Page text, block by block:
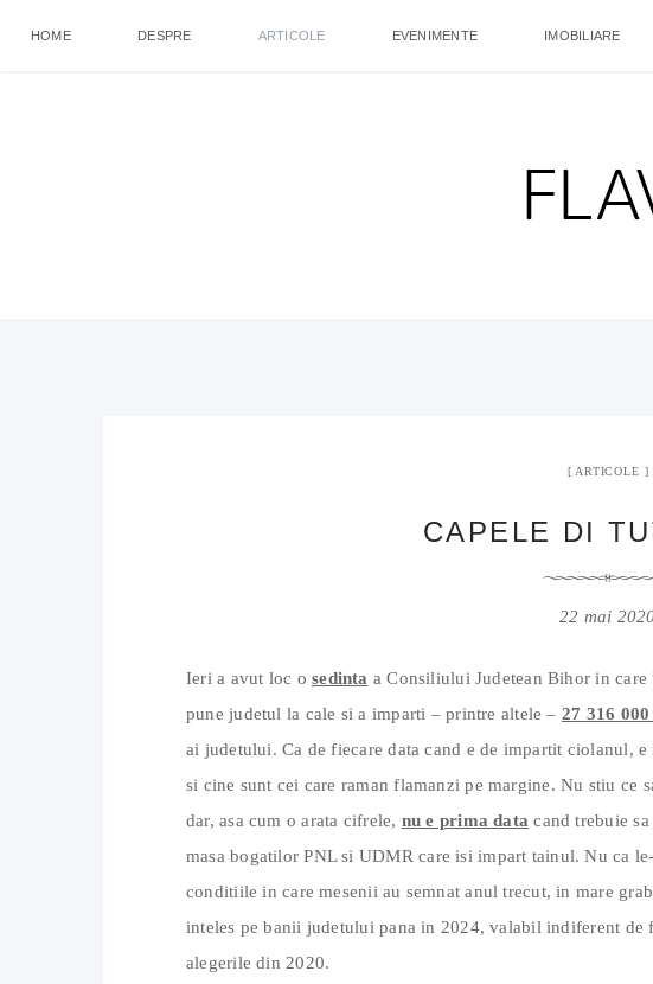
HOME DESPRE ARTICOLE EVENIMENTE IMOBILIARE
ARTICOLE
CAPELE DI
22 mai
Ieri a avut loc osedinta a Consiliului Judetean Bihor in
pune judetul la cale si a imparti – printre altele – 27 316
ai judetului. Ca de fiecare data cand e de impartit ciolanul,
si cine sunt cei care raman flamanzi pe margine. Nu stiu ce
dar, asa cum o arata cifrele, nu e prima data cand trebuie
masa bogatilor PNL si UDMR care isi impart tainul. Nu ca
conditiile in care mesenii au semnat anul trecut, in mare
inteles pe banii judetului pana in 2024, valabil indiferent de
alegerile din 2020.